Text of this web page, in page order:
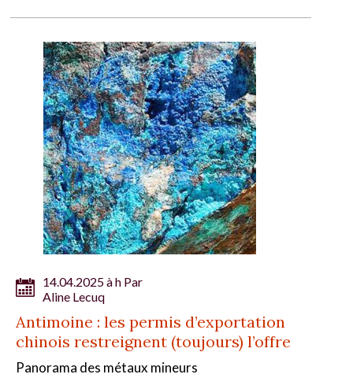
14.04.2025 à h Par
Aline Lecuq
Antimoine : les permis d’exportation
chinois restreignent (toujours) l’offre
Panorama des métaux mineurs